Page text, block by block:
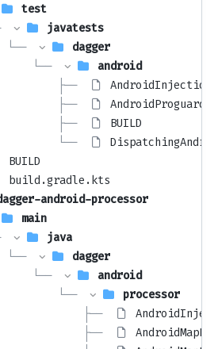
test
javatests
dagger
└──
android
├──
├──
├──
BUILD
└──
BUILD
build.gradle.kts
android-processor
main
java
dagger
└──
android
└──
processor
├──
├──